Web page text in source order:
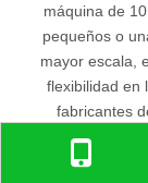
máquina de
pequeños o
mayor escala,
flexibilidad en
fabricantes
demandas